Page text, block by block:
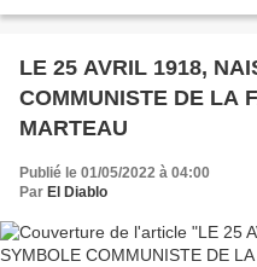
LE 25 AVRIL 1918,
COMMUNISTE DE LA
MARTEAU
Publié le 01/05/2022 à 04:00
Par El Diablo